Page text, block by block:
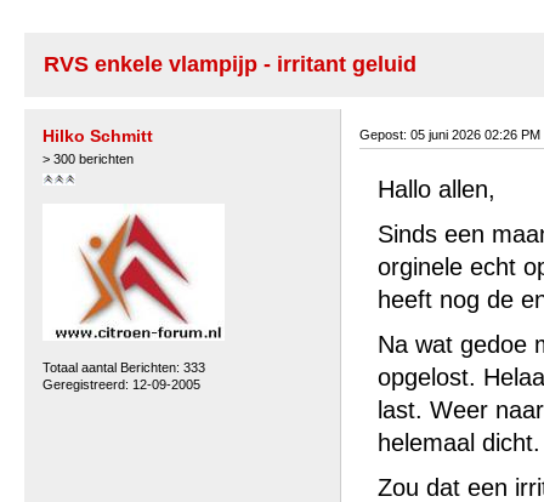
RVS enkele vlampijp - irritant geluid
Hilko Schmitt
> 300 berichten
Totaal aantal Berichten: 333
Geregistreerd: 12-09-2005
Gepost: 05 juni 2026 02:26 PM
Hallo allen,
Sinds een
orginele echt
heeft nog de
Na wat gedoe
opgelost.
last. Weer
helemaal dicht.
Zou dat een